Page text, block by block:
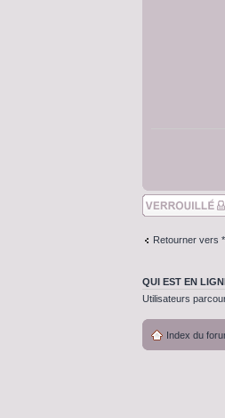
Sujet verouillé
Retourner vers
QUI EST EN
Utilisateurs
Index du